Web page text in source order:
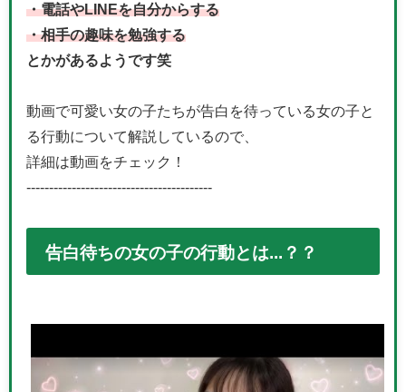
・電話やLINEを自分からする
・相手の趣味を勉強する
とかがあるようです笑
動画で可愛い女の子たちが告白を待っている女の子と
る行動について解説しているので、
詳細は動画をチェック！
-----------------------------------------
告白待ちの女の子の行動とは...？？